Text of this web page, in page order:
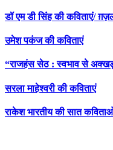
डॉ एम डी सिंह की कविताएं/
उमेश पकंज की कविताएं
“राजहंस सेठ : स्वभाव से
सरला माहेश्वरी की कविताएं
राकेश भारतीय की सात